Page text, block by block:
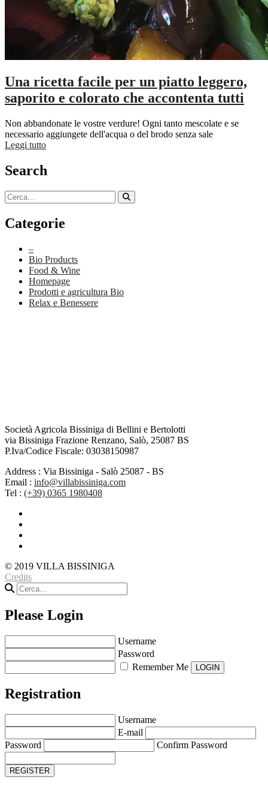
Una ricetta facile per un piatto leggero,
saporito e colorato che accontenta tutti
Non abbandonate le vostre verdure! Ogni tanto mescolate e se
necessario aggiungete dell'acqua o del brodo senza sale
Leggi tutto
Search
Categorie
–
Bio Products
Food & Wine
Homepage
Prodotti e agricultura Bio
Relax e Benessere
Società Agricola Bissiniga di Bellini e Bertolotti
via Bissiniga Frazione Renzano, Salò, 25087 BS
P.Iva/Codice Fiscale: 03038150987
Address : Via Bissiniga - Salò 25087 - BS
Email : info@villabissiniga.com
Tel : (+39) 0365 1980408
© 2019 VILLA BISSINIGA
Credits
Please Login
Username
Password
Remember Me
Registration
Username
E-mail
Password
Confirm Password